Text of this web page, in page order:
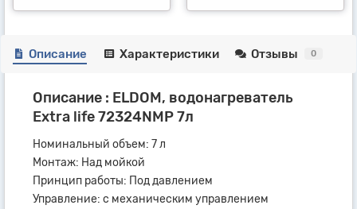
Описание Характеристики Отзывы 0
Описание : ELDOM, водонагреватель
Extra life 72324NMP 7л
Номинальный объем: 7 л
Монтаж: Над мойкой
Принцип работы: Под давлением
Управление: с механическим управлением